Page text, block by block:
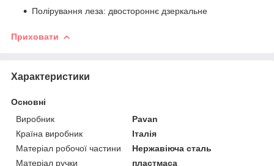
Полірування леза: двостороннє дзеркальне
Приховати
Характеристики
Основні
Виробник
Pavan
Країна виробник
Італія
Матеріал робочої частини
Нержавіюча сталь
Матеріал ручки
пластмаса